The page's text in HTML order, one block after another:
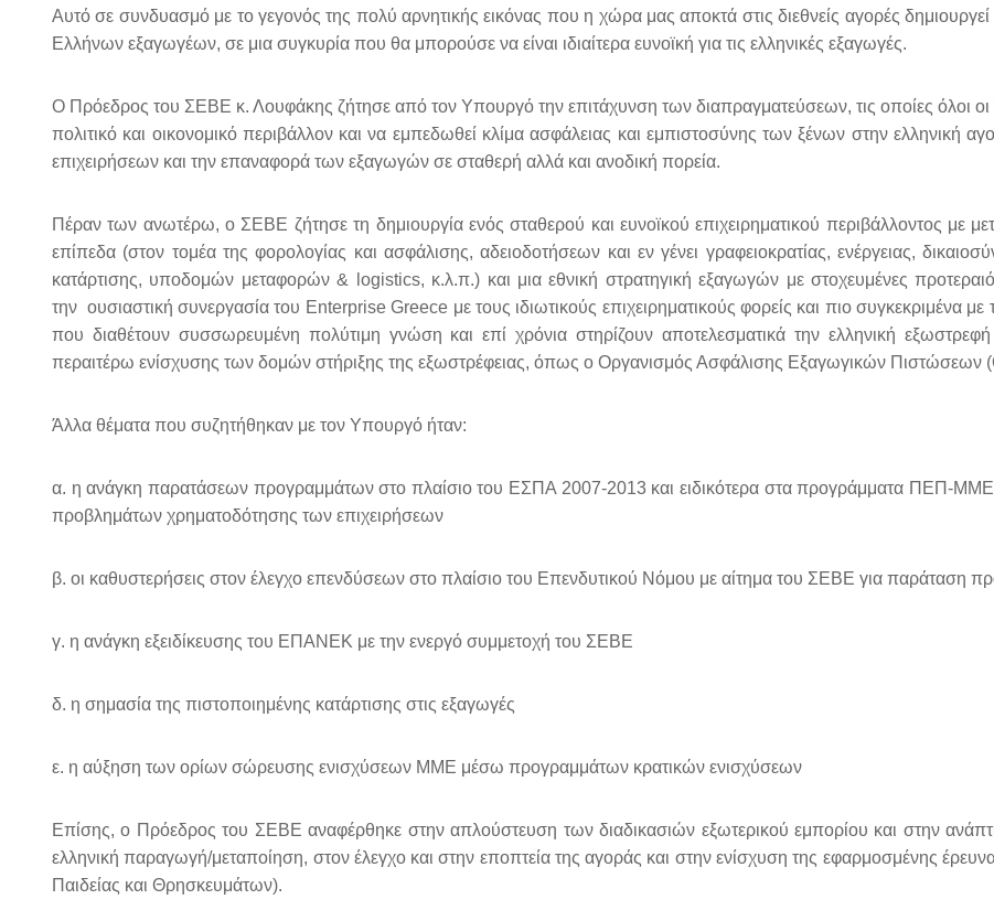
Αυτό σε συνδυασμό με το γεγονός της πολύ αρνητικής εικόνας που η χώρα μας αποκτά στις διεθνείς αγορές
Ελλήνων εξαγωγέων, σε μια συγκυρία που θα μπορούσε να είναι ιδιαίτερα ευνοϊκή για τις ελληνικές εξαγωγές.
Ο Πρόεδρος του ΣΕΒΕ κ. Λουφάκης ζήτησε από τον Υπουργό την επιτάχυνση των διαπραγματεύσεων, τις οποίες όλοι οι
πολιτικό και οικονομικό περιβάλλον και να εμπεδωθεί κλίμα ασφάλειας και εμπιστοσύνης των ξένων στην ελληνική
επιχειρήσεων και την επαναφορά των εξαγωγών σε σταθερή αλλά και ανοδική πορεία.
Πέραν των ανωτέρω, ο ΣΕΒΕ ζήτησε τη δημιουργία ενός σταθερού και ευνοϊκού επιχειρηματικού περιβάλλοντος με
επίπεδα (στον τομέα της φορολογίας και ασφάλισης, αδειοδοτήσεων και εν γένει γραφειοκρατίας, ενέργειας,
κατάρτισης, υποδομών μεταφορών &
logistics, κ.λ.π.) και μια εθνική στρατηγική εξαγωγών με στοχευμένες
την ουσιαστική συνεργασία του Enterprise Greece με τους ιδιωτικούς επιχειρηματικούς φορείς και πιο συγκεκριμένα με
που διαθέτουν συσσωρευμένη πολύτιμη γνώση και επί χρόνια στηρίζουν αποτελεσματικά την ελληνική
περαιτέρω ενίσχυσης των δομών στήριξης της εξωστρέφειας, όπως ο Οργανισμός Ασφάλισης Εξαγωγικών
Άλλα θέματα που συζητήθηκαν με τον Υπουργό ήταν:
α. η ανάγκη παρατάσεων προγραμμάτων στο πλαίσιο του ΕΣΠΑ 2007-2013 και ειδικότερα στα προγράμματα ΠΕΠ-ΜΜΕ
προβλημάτων χρηματοδότησης των επιχειρήσεων
β. οι καθυστερήσεις στον έλεγχο επενδύσεων στο πλαίσιο του Επενδυτικού Νόμου με αίτημα του ΣΕΒΕ για παράταση
γ. η ανάγκη εξειδίκευσης του ΕΠΑΝΕΚ με την ενεργό συμμετοχή του ΣΕΒΕ
δ. η σημασία της πιστοποιημένης κατάρτισης στις εξαγωγές
ε. η αύξηση των ορίων σώρευσης ενισχύσεων ΜΜΕ μέσω προγραμμάτων κρατικών ενισχύσεων
Επίσης, ο Πρόεδρος του ΣΕΒΕ αναφέρθηκε στην απλούστευση των διαδικασιών εξωτερικού εμπορίου και στην
ελληνική παραγωγή/μεταποίηση, στον έλεγχο και στην εποπτεία της αγοράς και στην ενίσχυση της εφαρμοσμένης
Παιδείας και Θρησκευμάτων).